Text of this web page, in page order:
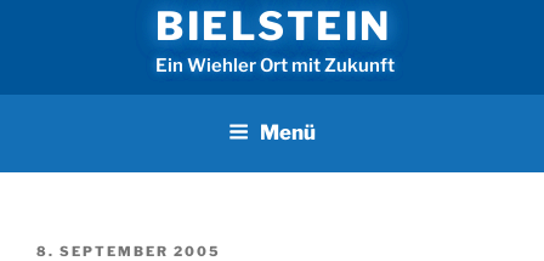
BIELSTEIN
Ein Wiehler Ort mit Zukunft
Menü
VERÖFFENTLICHT
8. SEPTEMBER 2005